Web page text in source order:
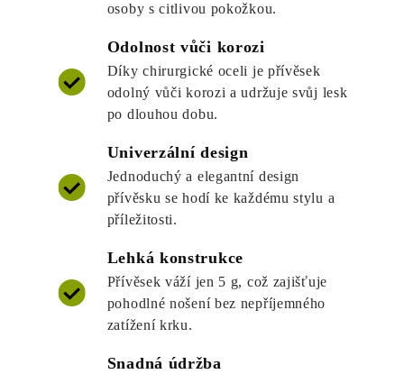
osoby s citlivou pokožkou.
Odolnost vůči korozi
Díky chirurgické oceli je přívěsek
odolný vůči korozi a udržuje svůj lesk
po dlouhou dobu.
Univerzální design
Jednoduchý a elegantní design
přívěsku se hodí ke každému stylu a
příležitosti.
Lehká konstrukce
Přívěsek váží jen 5 g, což zajišťuje
pohodlné nošení bez nepříjemného
zatížení krku.
Snadná údržba